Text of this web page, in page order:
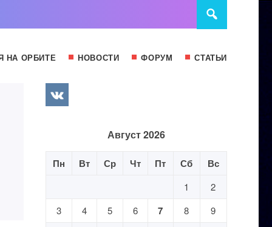
НА ОРБИТЕ НОВОСТИ ФОРУМ СТАТЬИ
Август 2026
Пн Вт Ср Чт Пт Сб Вс
1
2
3
4 5 6 7 8
9